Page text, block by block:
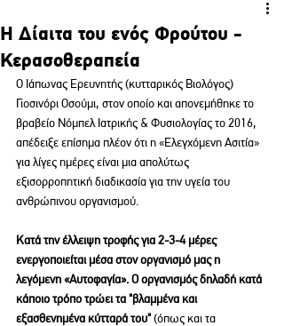
Η Δίαιτα του ενός Φρούτου -
Κερασοθεραπεία
Ο Ιάπωνας Ερευνητής (κυτταρικός Βιολόγος)
Γιοσινόρι Οσούμι, στον οποίο και απονεμήθηκε το
βραβείο Νόμπελ Ιατρικής & Φυσιολογίας το 2016,
απέδειξε επίσημα πλέον ότι η «Ελεγχόμενη Ασιτία»
για λίγες ημέρες είναι μια απολύτως
εξισορροπητική διαδικασία για την υγεία του
ανθρώπινου οργανισμού.
Κατά την έλλειψη τροφής για 2-3-4 μέρες
ενεργοποιείται μέσα στον οργανισμό μας η
λεγόμενη «Αυτοφαγία». Ο οργανισμός δηλαδή κατά
κάποιο τρόπο τρώει τα "βλαμμένα και
εξασθενημένα κύτταρά του" (όπως και τα